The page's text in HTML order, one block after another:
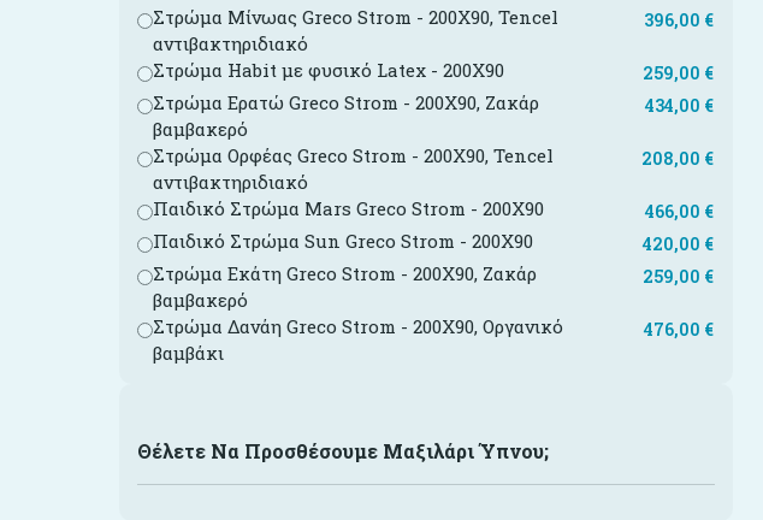
Στρώμα Μίνωας Greco Strom - 200X90, Tencel
αντιβακτηριδιακό
396,00 €
Στρώμα Habit με φυσικό Latex - 200X90 259,00 €
Στρώμα Ερατώ Greco Strom - 200X90, Ζακάρ
βαμβακερό
434,00 €
Στρώμα Ορφέας Greco Strom - 200X90, Tencel
αντιβακτηριδιακό
208,00 €
Παιδικό Στρώμα Mars Greco Strom - 200X90 466,00 €
Παιδικό Στρώμα Sun Greco Strom - 200X90 420,00 €
Στρώμα Εκάτη Greco Strom - 200X90, Ζακάρ
βαμβακερό
259,00 €
Στρώμα Δανάη Greco Strom - 200X90, Οργανικό
βαμβάκι
476,00 €
Θέλετε Να Προσθέσουμε Μαξιλάρι Ύπνου;